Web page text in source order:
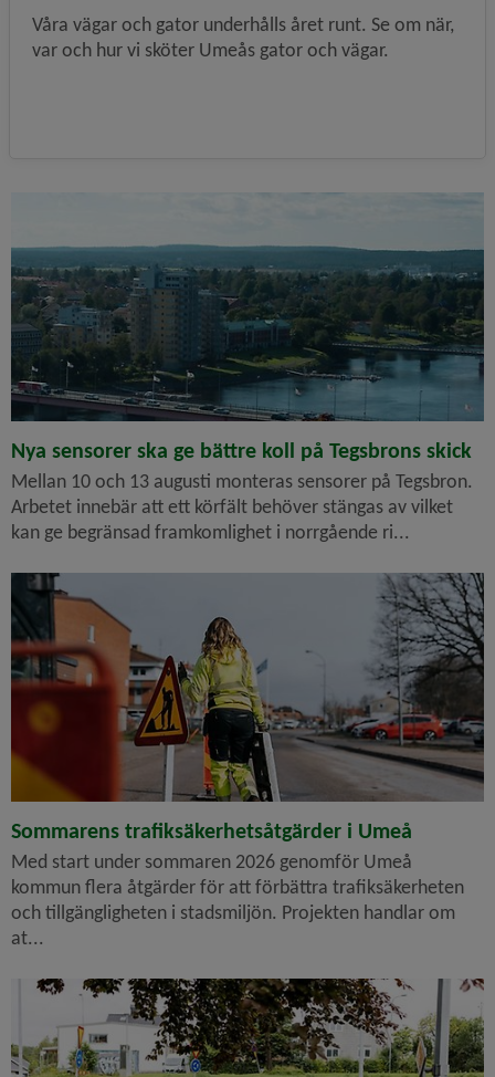
Våra vägar och gator underhålls året runt. Se om när,
var och hur vi sköter Umeås gator och vägar.
Nya sensorer ska ge bättre koll på Tegsbrons skick
Mellan 10 och 13 augusti monteras sensorer på Tegsbron.
Arbetet innebär att ett körfält behöver stängas av vilket
kan ge begränsad framkomlighet i norrgående ri...
Sommarens trafiksäkerhetsåtgärder i Umeå
Med start under sommaren 2026 genomför Umeå
kommun flera åtgärder för att förbättra trafiksäkerheten
och tillgängligheten i stadsmiljön. Projekten handlar om
at...